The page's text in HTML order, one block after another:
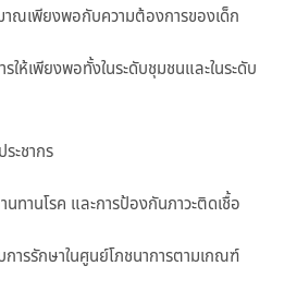
าณเพียงพอกับความต้องการของเด็ก
ให้เพียงพอทั้งในระดับชุมชนและในระดับ
ะชากร
ทานโรค และการป้องกันภาวะติดเชื้อ
ารรักษาในศูนย์โภชนาการตามเกณฑ์